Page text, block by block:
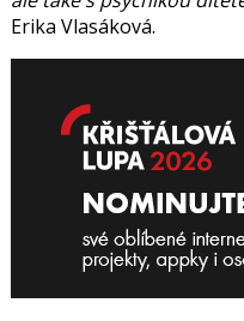
Erika Vlasáková.